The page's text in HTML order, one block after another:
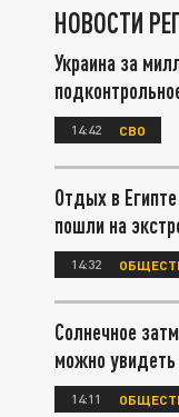
НОВОСТИ
Украина за
14:42 СВО
Отдых в
пошли на
14:32
Солнечное
можно увидеть
14:11